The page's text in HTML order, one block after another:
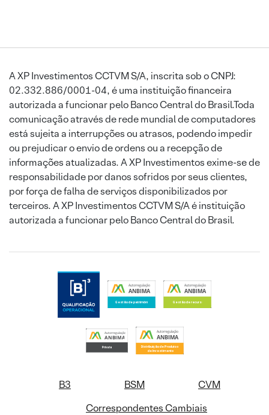
A XP Investimentos CCTVM S/A, inscrita sob o CNPJ:
02.332.886/0001-04, é uma instituição financeira
autorizada a funcionar pelo Banco Central do Brasil.Toda
comunicação através de rede mundial de computadores
está sujeita a interrupções ou atrasos, podendo impedir
ou prejudicar o envio de ordens ou a recepção de
informações atualizadas. A XP Investimentos exime-se de
responsabilidade por danos sofridos por seus clientes,
por força de falha de serviços disponibilizados por
terceiros. A XP Investimentos CCTVM S/A é instituição
autorizada a funcionar pelo Banco Central do Brasil.
B3 BSM
CVM
Correspondentes Cambiais